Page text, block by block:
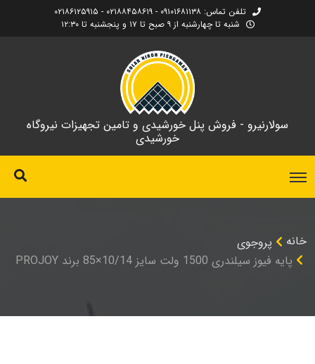
تلفن تماس: ۰۹۱۰۱۶۸۱۱۳۸ - ۰۲۱۸۸۴۵۸۶۱۹ - ۰۲۱۸۶۱۲۵۹۱۵
شنبه تا چهارشنبه از ۹ صبح تا ۱۷ و پنجشنبه تا ۱۲:۳۰
سولارنیرو - فروش پنل خورشیدی و تامین تجهیزات نیروگاه
خورشیدی
خانه
پروجوی
پایه فیوز سیلندری 1500 ولت سایز 10/14×85 برند PROJOY